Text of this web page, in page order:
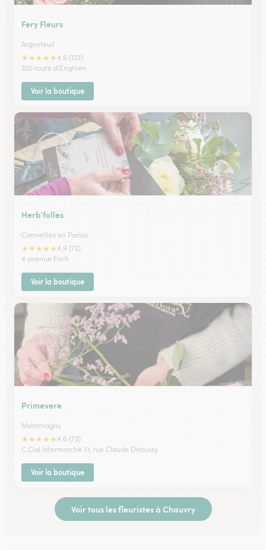
Fery Fleurs
Argenteuil
★★★★★4.5 (122)
320 route d'Enghien
Voir la boutique
Herb’folles
Cormeilles en Parisis
★★★★★4.9 (72)
4 avenue Foch
Voir la boutique
Primevere
Montmagny
★★★★★4.6 (73)
C.Cial Intermarché 13, rue Claude Debussy
Voir la boutique
Voir tous les fleuristes à Chauvry